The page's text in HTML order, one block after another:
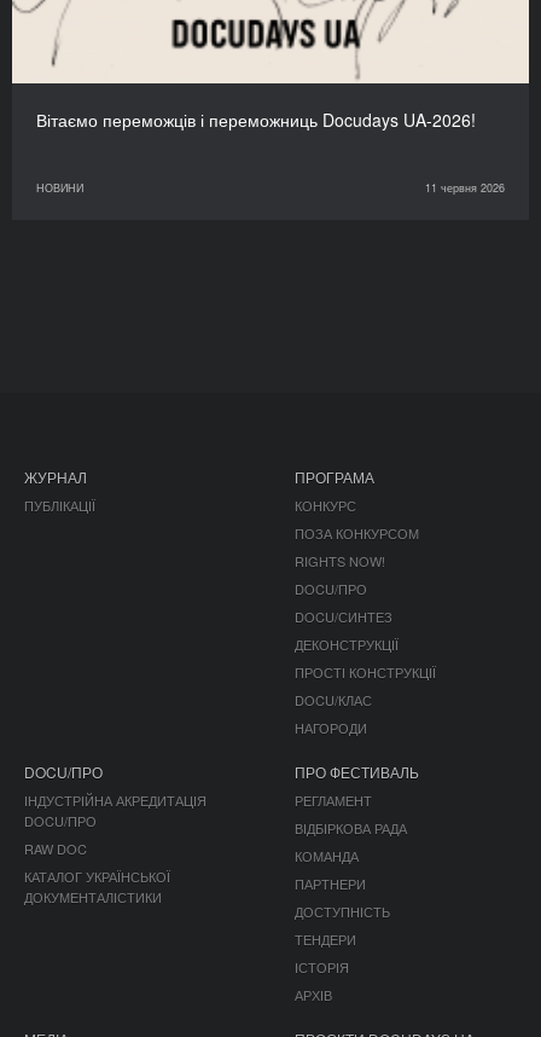
Вітаємо переможців і переможниць Docudays UA-2026!
НОВИНИ 11 червня 2026
ЖУРНАЛ
ПУБЛІКАЦІЇ
ПРОГРАМА
КОНКУРС
ПОЗА КОНКУРСОМ
RIGHTS NOW!
DOCU/ПРО
DOCU/СИНТЕЗ
ДЕКОНСТРУКЦІЇ
ПРОСТІ КОНСТРУКЦІЇ
DOCU/КЛАС
НАГОРОДИ
DOCU/ПРО
ІНДУСТРІЙНА АКРЕДИТАЦІЯ
DOCU/ПРО
RAW DOC
КАТАЛОГ УКРАЇНСЬКОЇ
ДОКУМЕНТАЛІСТИКИ
ПРО ФЕСТИВАЛЬ
РЕГЛАМЕНТ
ВІДБІРКОВА РАДА
КОМАНДА
ПАРТНЕРИ
ДОСТУПНІСТЬ
ТЕНДЕРИ
ІСТОРІЯ
АРХІВ